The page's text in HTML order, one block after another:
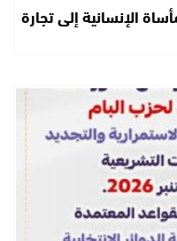
الإنسانية إلى تجارة